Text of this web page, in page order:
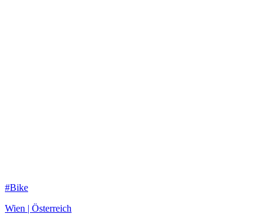
#Bike
Wien | Österreich